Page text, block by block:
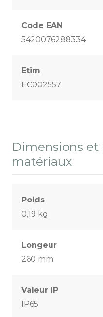
Code EAN
5420076288334
Etim
EC002557
Dimensions et
matériaux
Poids
0,19 kg
Longeur
260 mm
Valeur IP
IP65